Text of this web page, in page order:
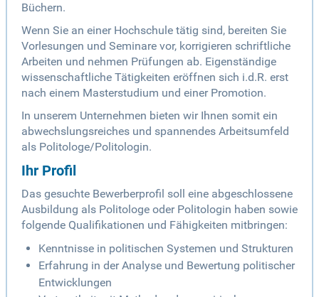
Büchern.
Wenn Sie an einer Hochschule tätig sind, bereiten Sie
Vorlesungen und Seminare vor, korrigieren schriftliche
Arbeiten und nehmen Prüfungen ab. Eigenständige
wissenschaftliche Tätigkeiten eröffnen sich i.d.R. erst
nach einem Masterstudium und einer Promotion.
In unserem Unternehmen bieten wir Ihnen somit ein
abwechslungsreiches und spannendes Arbeitsumfeld
als Politologe/Politologin.
Ihr Profil
Das gesuchte Bewerberprofil soll eine abgeschlossene
Ausbildung als Politologe oder Politologin haben sowie
folgende Qualifikationen und Fähigkeiten mitbringen:
Kenntnisse in politischen Systemen und Strukturen
Erfahrung in der Analyse und Bewertung politischer
Entwicklungen